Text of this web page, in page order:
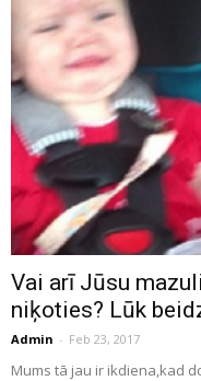
Vai arī Jūsu
niķoties? Lūk
Admin - Feb 23, 2017
Mums tā jau ir ikdiena,kad